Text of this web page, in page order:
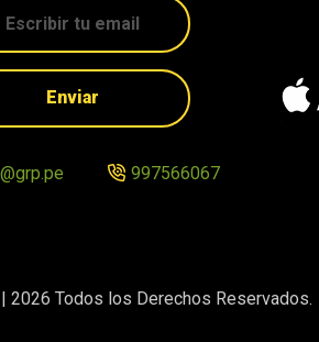
Enviar
997566067
2026 Todos los Derechos Reservados.